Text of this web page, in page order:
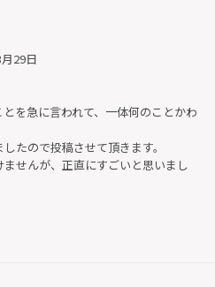
29日
を急に言われて、一体何のことかわ
たので投稿させて頂きます。
せんが、正直にすごいと思いまし